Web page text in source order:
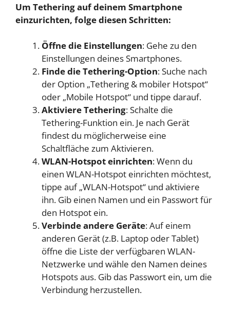
Um Tethering auf deinem Smartphone
einzurichten, folge diesen Schritten:
Öffne die Einstellungen: Gehe zu den
Einstellungen deines Smartphones.
Finde die Tethering-Option: Suche nach
der Option „Tethering & mobiler Hotspot“
oder „Mobile Hotspot“ und tippe darauf.
Aktiviere Tethering: Schalte die
Tethering-Funktion ein. Je nach Gerät
findest du möglicherweise eine
Schaltfläche zum Aktivieren.
WLAN-Hotspot einrichten: Wenn du
einen WLAN-Hotspot einrichten möchtest,
tippe auf „WLAN-Hotspot“ und aktiviere
ihn. Gib einen Namen und ein Passwort für
den Hotspot ein.
Verbinde andere Geräte: Auf einem
anderen Gerät (z.B. Laptop oder Tablet)
öffne die Liste der verfügbaren WLAN-
Netzwerke und wähle den Namen deines
Hotspots aus. Gib das Passwort ein, um die
Verbindung herzustellen.